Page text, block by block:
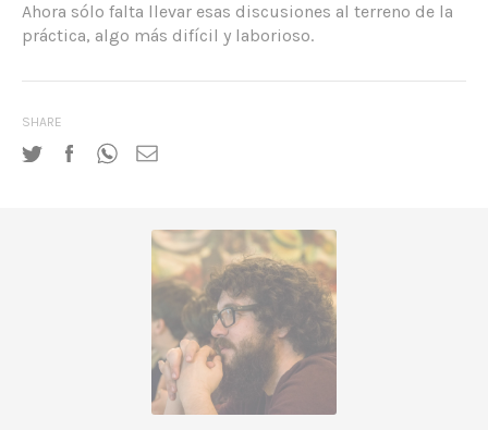
Ahora sólo falta llevar esas discusiones al terreno de la
práctica, algo más difícil y laborioso.
SHARE